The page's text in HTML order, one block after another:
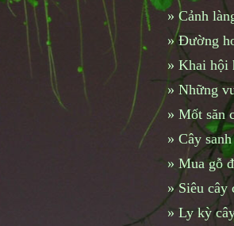
» Cảnh
»Đường
» Khai hội
» Những
» Mốt săn
» Cây
» Mua gỗ
»Siêu cây
» Ly kỳ